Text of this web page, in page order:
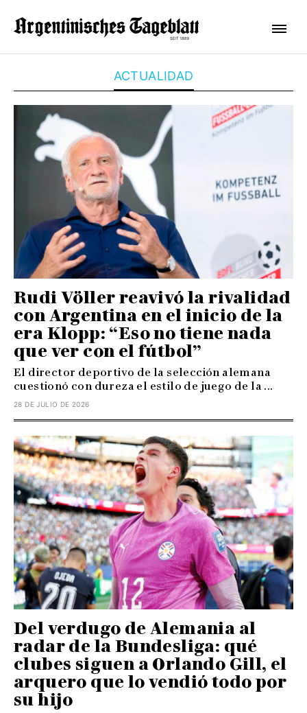
ACTUALIDAD
Rudi Völler reavivó la rivalidad
con Argentina en el inicio de la
era Klopp: “Eso no tiene nada
que ver con el fútbol”
El director deportivo de la selección alemana
cuestionó con dureza el estilo de juego de la ...
28 DE JULIO DE 2026
Del verdugo de Alemania al
radar de la Bundesliga: qué
clubes siguen a Orlando Gill, el
arquero que lo vendió todo por
su hijo